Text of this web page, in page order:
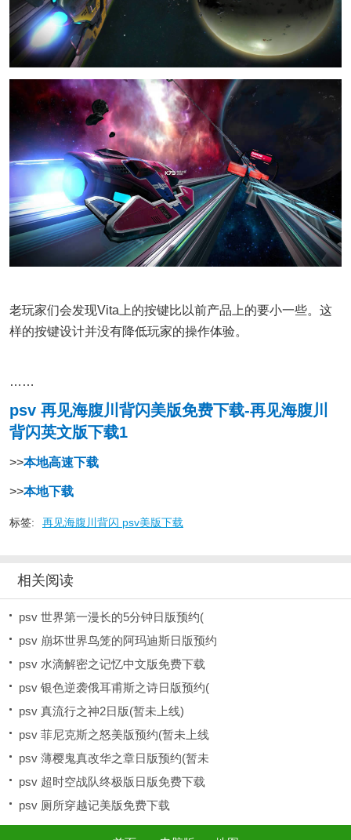
老玩家们会发现Vita上的按键比以前产品上的要小一些。这
样的按键设计并没有降低玩家的操作体验。
……
psv 再见海腹川背闪美版免费下载-再见海腹川
背闪英文版下载1
>>本地高速下载
>>本地下载
标签: 再见海腹川背闪 psv美版下载
相关阅读
psv 世界第一漫长的5分钟日版预约(
psv 崩坏世界鸟笼的阿玛迪斯日版预约
psv 水滴解密之记忆中文版免费下载
psv 银色逆袭俄耳甫斯之诗日版预约(
psv 真流行之神2日版(暂未上线)
psv 菲尼克斯之怒美版预约(暂未上线
psv 薄樱鬼真改华之章日版预约(暂未
psv 超时空战队终极版日版免费下载
psv 厕所穿越记美版免费下载